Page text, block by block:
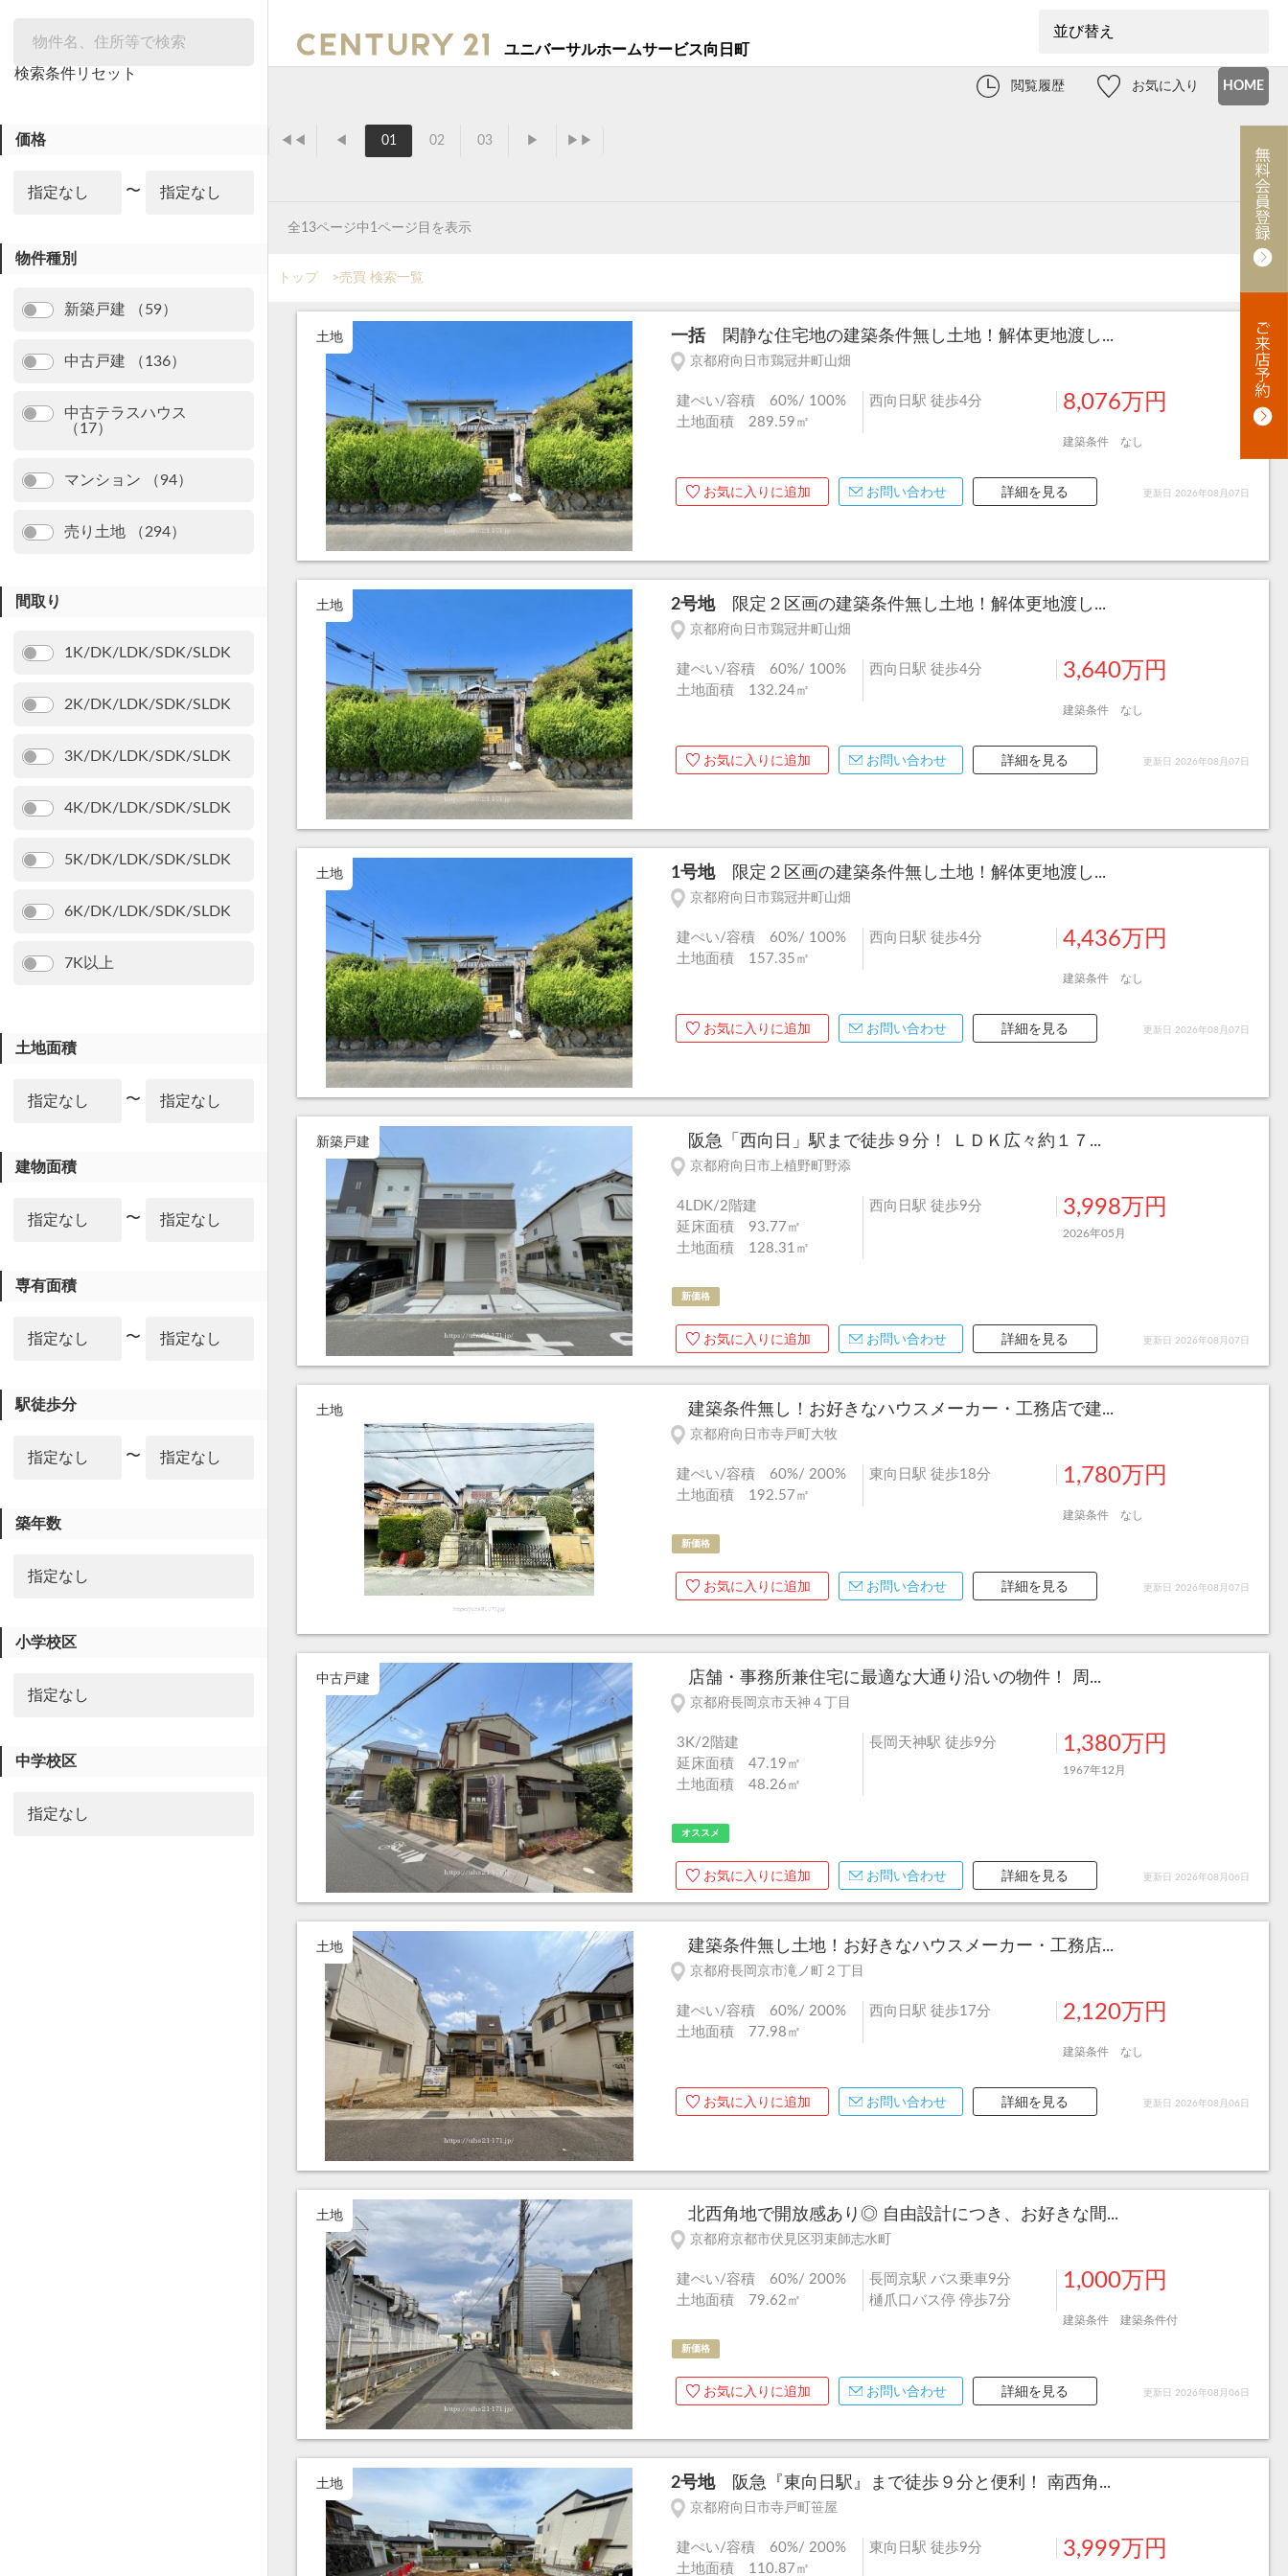
検索条件リセット
価格
〜
物件種別
新築戸建 （59）
中古戸建 （136）
中古テラスハウス
（17）
マンション （94）
売り土地 （294）
間取り
1K/DK/LDK/SDK/SLDK
2K/DK/LDK/SDK/SLDK
3K/DK/LDK/SDK/SLDK
4K/DK/LDK/SDK/SLDK
5K/DK/LDK/SDK/SLDK
6K/DK/LDK/SDK/SLDK
7K以上
土地面積
〜
建物面積
〜
専有面積
〜
駅徒歩分
〜
築年数
小学校区
中学校区
ユニバーサルホームサービス向日町
HOME
お気に入り
閲覧履歴
◀◀ ◀ 01 02 03 ▶ ▶▶
全13ページ中1ページ目を表示
トップ >売買 検索一覧
土地 一括閑静な住宅地の建築条件無し土地！解体更地渡し...
京都府向日市鶏冠井町山畑
建ぺい/容積 60%/ 100%
土地面積 289.59㎡
西向日駅 徒歩4分 8,076万円
建築条件 なし
お気に入りに追加 お問い合わせ 詳細を見る 更新日 2026年08月07日
土地 2号地限定２区画の建築条件無し土地！解体更地渡し...
京都府向日市鶏冠井町山畑
建ぺい/容積 60%/ 100%
土地面積 132.24㎡
西向日駅 徒歩4分 3,640万円
建築条件 なし
お気に入りに追加 お問い合わせ 詳細を見る 更新日 2026年08月07日
土地 1号地限定２区画の建築条件無し土地！解体更地渡し...
京都府向日市鶏冠井町山畑
建ぺい/容積 60%/ 100%
土地面積 157.35㎡
西向日駅 徒歩4分 4,436万円
建築条件 なし
お気に入りに追加 お問い合わせ 詳細を見る 更新日 2026年08月07日
新築戸建 阪急「西向日」駅まで徒歩９分！ ＬＤＫ広々約１７...
京都府向日市上植野町野添
4LDK/2階建
延床面積 93.77㎡
土地面積 128.31㎡
西向日駅 徒歩9分 3,998万円
2026年05月
新価格
お気に入りに追加 お問い合わせ 詳細を見る 更新日 2026年08月07日
土地 建築条件無し！お好きなハウスメーカー・工務店で建...
京都府向日市寺戸町大牧
建ぺい/容積 60%/ 200%
土地面積 192.57㎡
東向日駅 徒歩18分 1,780万円
建築条件 なし
新価格
お気に入りに追加 お問い合わせ 詳細を見る 更新日 2026年08月07日
中古戸建 店舗・事務所兼住宅に最適な大通り沿いの物件！ 周...
京都府長岡京市天神４丁目
3K/2階建
延床面積 47.19㎡
土地面積 48.26㎡
長岡天神駅 徒歩9分 1,380万円
1967年12月
オススメ
お気に入りに追加 お問い合わせ 詳細を見る 更新日 2026年08月06日
土地 建築条件無し土地！お好きなハウスメーカー・工務店...
京都府長岡京市滝ノ町２丁目
建ぺい/容積 60%/ 200%
土地面積 77.98㎡
西向日駅 徒歩17分 2,120万円
建築条件 なし
お気に入りに追加 お問い合わせ 詳細を見る 更新日 2026年08月06日
土地 北西角地で開放感あり◎ 自由設計につき、お好きな間...
京都府京都市伏見区羽束師志水町
建ぺい/容積 60%/ 200%
土地面積 79.62㎡
長岡京駅 バス乗車9分
樋爪口バス停 停歩7分
1,000万円
建築条件 建築条件付
新価格
お気に入りに追加 お問い合わせ 詳細を見る 更新日 2026年08月06日
土地 2号地阪急『東向日駅』まで徒歩９分と便利！ 南西角...
京都府向日市寺戸町笹屋
建ぺい/容積 60%/ 200%
土地面積 110.87㎡
東向日駅 徒歩9分 3,999万円